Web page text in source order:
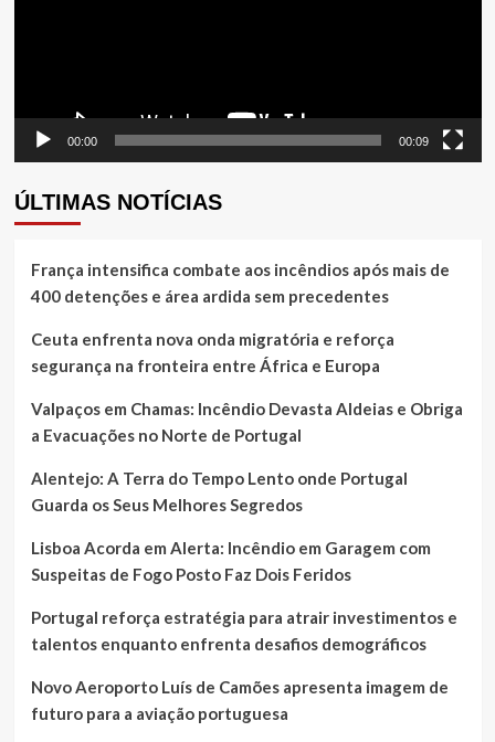
00:00 00:09
ÚLTIMAS NOTÍCIAS
França intensifica combate aos incêndios após mais de
400 detenções e área ardida sem precedentes
Ceuta enfrenta nova onda migratória e reforça
segurança na fronteira entre África e Europa
Valpaços em Chamas: Incêndio Devasta Aldeias e Obriga
a Evacuações no Norte de Portugal
Alentejo: A Terra do Tempo Lento onde Portugal
Guarda os Seus Melhores Segredos
Lisboa Acorda em Alerta: Incêndio em Garagem com
Suspeitas de Fogo Posto Faz Dois Feridos
Portugal reforça estratégia para atrair investimentos e
talentos enquanto enfrenta desafios demográficos
Novo Aeroporto Luís de Camões apresenta imagem de
futuro para a aviação portuguesa